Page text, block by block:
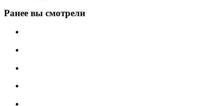
Ранее вы смотрели